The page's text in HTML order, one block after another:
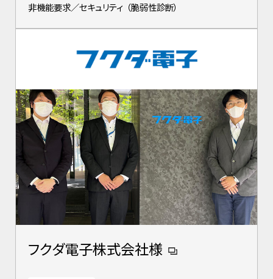
非機能要求／セキュリティ （脆弱性診断）
フクダ電子株式会社様